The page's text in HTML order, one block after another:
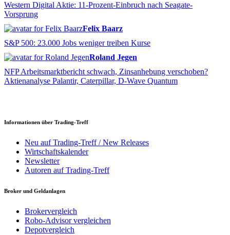
Western Digital Aktie: 11-Prozent-Einbruch nach Seagate-
Vorsprung
Felix Baarz
S&P 500: 23.000 Jobs weniger treiben Kurse
Roland Jegen
NFP Arbeitsmarktbericht schwach, Zinsanhebung verschoben?
Aktienanalyse Palantir, Caterpillar, D-Wave Quantum
Informationen über Trading-Treff
Neu auf Trading-Treff / New Releases
Wirtschaftskalender
Newsletter
Autoren auf Trading-Treff
Broker und Geldanlagen
Brokervergleich
Robo-Advisor vergleichen
Depotvergleich